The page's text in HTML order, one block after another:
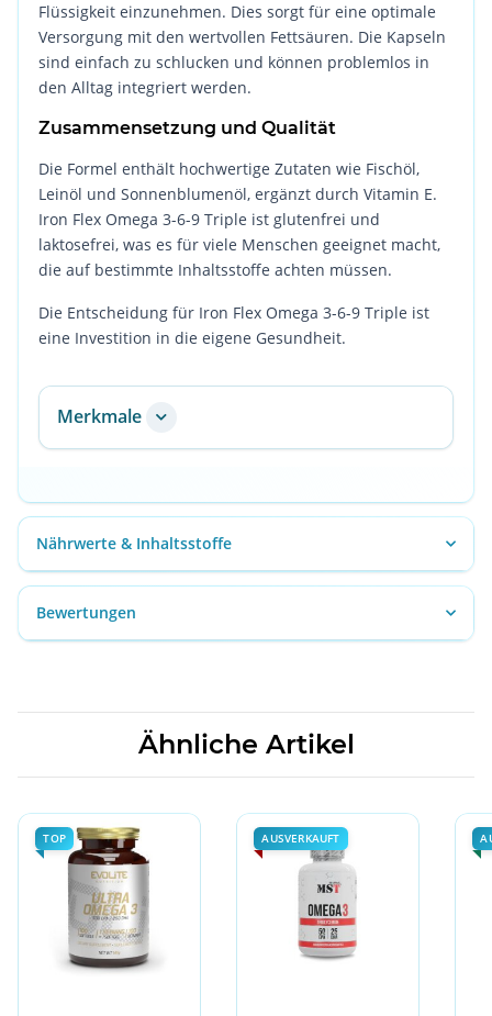
Flüssigkeit einzunehmen. Dies sorgt für eine optimale
Versorgung mit den wertvollen Fettsäuren. Die Kapseln
sind einfach zu schlucken und können problemlos in
den Alltag integriert werden.
Zusammensetzung und Qualität
Die Formel enthält hochwertige Zutaten wie Fischöl,
Leinöl und Sonnenblumenöl, ergänzt durch Vitamin E.
Iron Flex Omega 3-6-9 Triple ist glutenfrei und
laktosefrei, was es für viele Menschen geeignet macht,
die auf bestimmte Inhaltsstoffe achten müssen.
Die Entscheidung für Iron Flex Omega 3-6-9 Triple ist
eine Investition in die eigene Gesundheit.
Merkmale
Nährwerte & Inhaltsstoffe
Bewertungen
Ähnliche Artikel
TOP AUSVERKAUFT